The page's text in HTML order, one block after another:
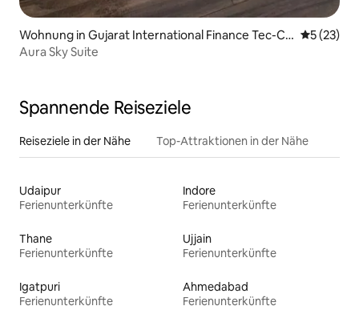
Wohnung in Gujarat International Finance Tec-Cit
y
5 (23)
Aura Sky Suite
Spannende Reiseziele
Reiseziele in der Nähe Top-Attraktionen in der Nähe
Udaipur
Ferienunterkünfte
Indore
Ferienunterkünfte
Thane
Ferienunterkünfte
Ujjain
Ferienunterkünfte
Igatpuri
Ferienunterkünfte
Ahmedabad
Ferienunterkünfte